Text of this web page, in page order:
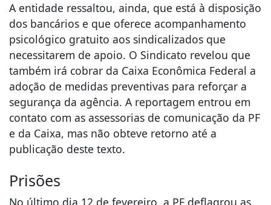
A entidade ressaltou, ainda, que está à disposição
dos bancários e que oferece acompanhamento
psicológico gratuito aos sindicalizados que
necessitarem de apoio. O Sindicato revelou que
também irá cobrar da Caixa Econômica Federal a
adoção de medidas preventivas para reforçar a
segurança da agência. A reportagem entrou em
contato com as assessorias de comunicação da PF
e da Caixa, mas não obteve retorno até a
publicação deste texto.
Prisões